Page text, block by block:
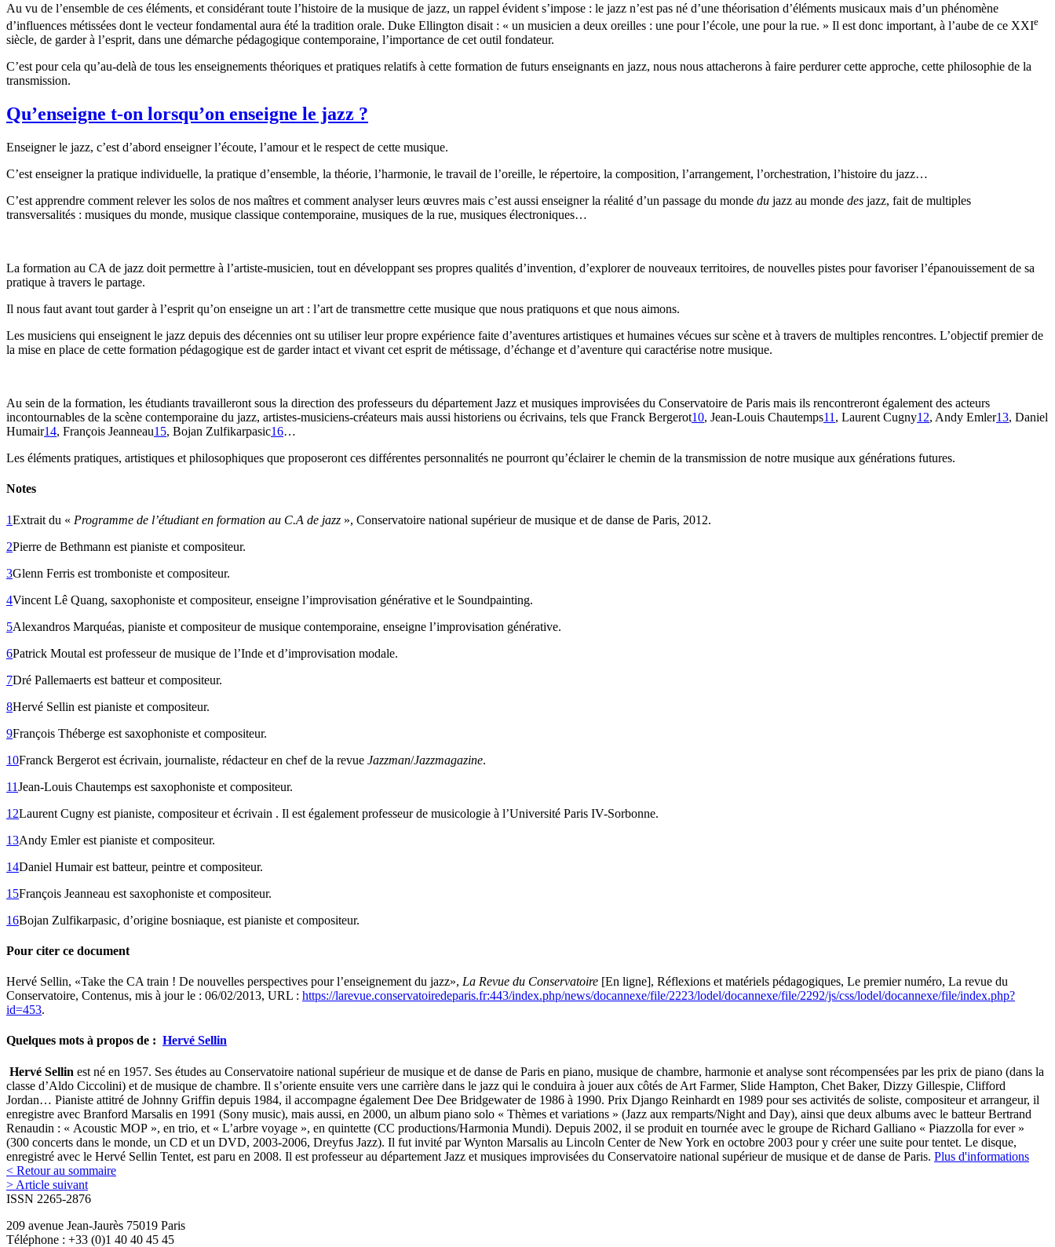
Au vu de l’ensemble de ces éléments, et considérant toute l’histoire de la musique de jazz, un rappel évident s’impose : le jazz n’est pas né d’une théorisation d’éléments musicaux mais d’un phénomène
d’influences métissées dont le vecteur fondamental aura été la tradition orale. Duke Ellington disait : « un musicien a deux oreilles : une pour l’école, une pour la rue. » Il est donc important, à l’aube de ce XXIe
siècle, de garder à l’esprit, dans une démarche pédagogique contemporaine, l’importance de cet outil fondateur.
C’est pour cela qu’au-delà de tous les enseignements théoriques et pratiques relatifs à cette formation de futurs enseignants en jazz, nous nous attacherons à faire perdurer cette approche, cette philosophie de la
transmission.
Qu’enseigne t-on lorsqu’on enseigne le jazz ?
Enseigner le jazz, c’est d’abord enseigner l’écoute, l’amour et le respect de cette musique.
C’est enseigner la pratique individuelle, la pratique d’ensemble la théorie, l’harmonie, le travail de l’oreille, le répertoire, la composition, l’arrangement, l’orchestration, l’histoire du jazz…
C’est apprendre comment relever les solos de nos maîtres et comment analyser leurs œuvres mais c’est aussi enseigner la réalité d’un passage du monde du jazz au monde des jazz, fait de multiples
transversalités : musiques du monde, musique classique contemporaine, musiques de la rue, musiques électroniques…
La formation au CA de jazz doit permettre à l’artiste-musicien, tout en développant ses propres qualités d’invention, d’explorer de nouveaux territoires, de nouvelles pistes pour favoriser l’épanouissement de sa
pratique à travers le partage.
Il nous faut avant tout garder à l’esprit qu’on enseigne un art : l’art de transmettre cette musique que nous pratiquons et que nous aimons.
Les musiciens qui enseignent le jazz depuis des décennies ont su utiliser leur propre expérience faite d’aventures artistiques et humaines vécues sur scène et à travers de multiples rencontres. L’objectif premier de
la mise en place de cette formation pédagogique est de garder intact et vivant cet esprit de métissage, d’échange et d’aventure qui caractérise notre musique.
Au sein de la formation, les étudiants travailleront sous la direction des professeurs du département Jazz et musiques improvisées du Conservatoire de Paris mais ils rencontreront également des acteurs
incontournables de la scène contemporaine du jazz, artistes-musiciens-créateurs mais aussi historiens ou écrivains, tels que Franck Bergerot10, Jean-Louis Chautemps11 , Laurent Cugny12, Andy Emler13, Daniel
Humair14, François Jeanneau15, Bojan Zulfikarpasic16…
Les éléments pratiques, artistiques et philosophiques que proposeront ces différentes personnalités ne pourront qu’éclairer le chemin de la transmission de notre musique aux générations futures.
Notes
1Extrait du « Programme de l’étudiant en formation au C.A de jazz », Conservatoire national supérieur de musique et de danse de Paris, 2012.
2Pierre de Bethmann est pianiste et compositeur.
3Glenn Ferris est tromboniste et compositeur.
4Vincent Lê Quang, saxophoniste et compositeur, enseigne l’improvisation générative et le Soundpainting.
5Alexandros Marquéas, pianiste et compositeur de musique contemporaine, enseigne l’improvisation générative.
6Patrick Moutal est professeur de musique de l’Inde et d’improvisation modale.
7Dré Pallemaerts est batteur et compositeur.
8Hervé Sellin est pianiste et compositeur.
9François Théberge est saxophoniste et compositeur.
10Franck Bergerot est écrivain, journaliste, rédacteur en chef de la revue Jazzman/Jazzmagazine.
11Jean-Louis Chautemps est saxophoniste et compositeur.
12Laurent Cugny est pianiste, compositeur et écrivain . Il est également professeur de musicologie à l’Université Paris IV-Sorbonne.
13Andy Emler est pianiste et compositeur.
14Daniel Humair est batteur, peintre et compositeur.
15François Jeanneau est saxophoniste et compositeur.
16Bojan Zulfikarpasic, d’origine bosniaque, est pianiste et compositeur.
Pour citer ce document
Hervé Sellin, «Take the CA train ! De nouvelles perspectives pour l’enseignement du jazz», La Revue du Conservatoire [En ligne], Réflexions et matériels pédagogiques, Le premier numéro, La revue du
Conservatoire, Contenus, mis à jour le : 06/02/2013, URL : https://larevue.conservatoiredeparis.fr:443/index.php/news/docannexe/file/2223/lodel/docannexe/file/2292/js/css/lodel/docannexe/file/index.php?
id=453.
Quelques mots à propos de : Hervé Sellin
Hervé Sellin est né en 1957. Ses études au Conservatoire national supérieur de musique et de danse de Paris en piano, musique de chambre, harmonie et analyse sont récompensées par les prix de piano (dans la
classe d’Aldo Ciccolini) et de musique de chambre. Il s’oriente ensuite vers une carrière dans le jazz qui le conduira à jouer aux côtés de Art Farmer, Slide Hampton, Chet Baker, Dizzy Gillespie, Clifford
Jordan… Pianiste attitré de Johnny Griffin depuis 1984, il accompagne également Dee Dee Bridgewater de 1986 à 1990. Prix Django Reinhardt en 1989 pour ses activités de soliste, compositeur et arrangeur, il
enregistre avec Branford Marsalis en 1991 (Sony music), mais aussi, en 2000, un album piano solo « Thèmes et variations » (Jazz aux remparts/Night and Day), ainsi que deux albums avec le batteur Bertrand
Renaudin : « Acoustic MOP », en trio, et « L’arbre voyage », en quintette (CC productions/Harmonia Mundi). Depuis 2002, il se produit en tournée avec le groupe de Richard Galliano « Piazzolla for ever »
(300 concerts dans le monde, un CD et un DVD, 2003-2006, Dreyfus Jazz). Il fut invité par Wynton Marsalis au Lincoln Center de New York en octobre 2003 pour y créer une suite pour tentet. Le disque,
enregistré avec le Hervé Sellin Tentet, est paru en 2008. Il est professeur au département Jazz et musiques improvisées du Conservatoire national supérieur de musique et de danse de Paris. Plus d'informations
< Retour au sommaire
> Article suivant
ISSN 2265-2876
209 avenue Jean-Jaurès 75019 Paris
Téléphone : +33 (0)1 40 40 45 45